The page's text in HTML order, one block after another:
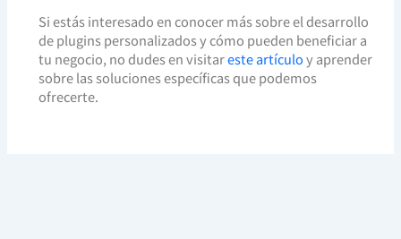
Si estás interesado en conocer más sobre el desarrollo
de plugins personalizados y cómo pueden beneficiar a
tu negocio, no dudes en visitareste artículoy aprender
sobre las soluciones específicas que podemos
ofrecerte.